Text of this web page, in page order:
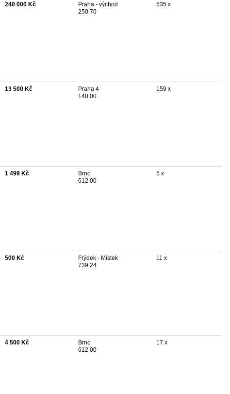
240 000 Kč
Praha - východ
250 70
535 x
13 500 Kč
Praha 4
140 00
159 x
1 499 Kč
Brno
612 00
5 x
500 Kč
Frýdek - Místek
739 24
11 x
4 500 Kč
Brno
612 00
17 x